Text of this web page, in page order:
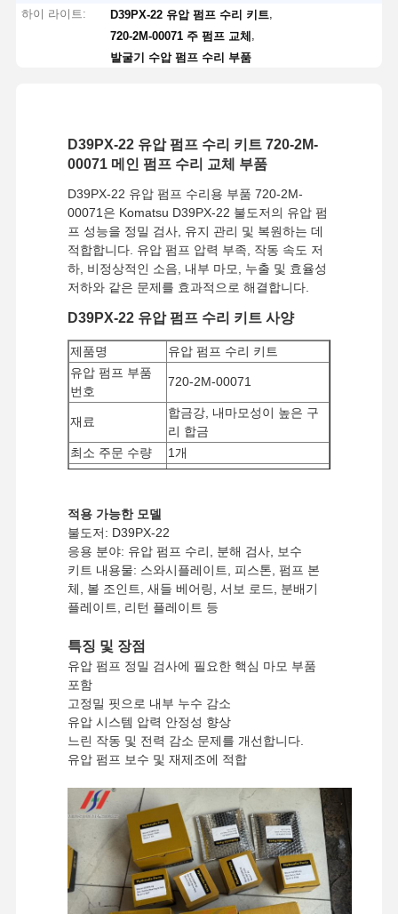
하이 라이트:
D39PX-22 유압 펌프 수리 키트
720-2M-00071 주 펌프 교체
발굴기 수압 펌프 수리 부품
D39PX-22 유압 펌프 수리 키트 720-2M-
00071 메인 펌프 수리 교체 부품
D39PX-22 유압 펌프 수리용 부품 720-2M-
00071은 Komatsu D39PX-22 불도저의 유압 펌
프 성능을 정밀 검사, 유지 관리 및 복원하는 데
적합합니다. 유압 펌프 압력 부족, 작동 속도 저
하, 비정상적인 소음, 내부 마모, 누출 및 효율성
저하와 같은 문제를 효과적으로 해결합니다.
D39PX-22 유압 펌프 수리 키트 사양
제품명
유압 펌프 수리 키트
유압 펌프 부품
번호
720-2M-00071
재료
합금강, 내마모성이 높은 구
리 합금
최소 주문 수량
1개
결제수단
서부 동맹, T/T
적용 가능한 모델
불도저: D39PX-22
응용 분야: 유압 펌프 수리, 분해 검사, 보수
키트 내용물: 스와시플레이트, 피스톤, 펌프 본
체, 볼 조인트, 새들 베어링, 서보 로드, 분배기
플레이트, 리턴 플레이트 등
특징 및 장점
유압 펌프 정밀 검사에 필요한 핵심 마모 부품
포함
고정밀 핏으로 내부 누수 감소
유압 시스템 압력 안정성 향상
느린 작동 및 전력 감소 문제를 개선합니다.
유압 펌프 보수 및 재제조에 적합